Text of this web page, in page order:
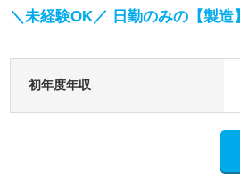
＼未経験OK／ 日勤のみの【製
初年度年収